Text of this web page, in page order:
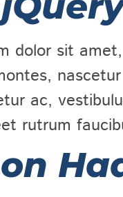
dolor sit
ac,
rutrum